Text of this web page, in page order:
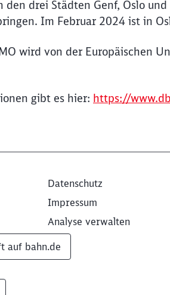
den drei Städten Genf, Oslo
Im Februar 2024 ist in
wird von der Europäischen
gibt es hier: https://
Datenschutz
Impressum
Analyse verwalten
auf bahn.de